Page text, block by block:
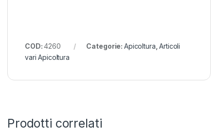
COD:4260 Categorie: Apicoltura ,Articoli
vari Apicoltura
Prodotti correlati